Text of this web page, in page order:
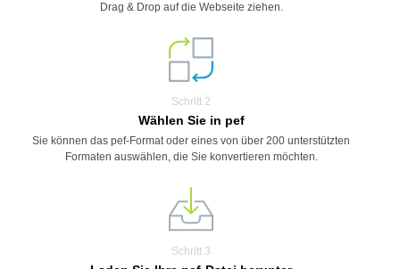
Drag & Drop auf die Webseite ziehen.
Schritt 2
Wählen Sie in pef
Sie können das pef-Format oder eines von über 200 unterstützten
Formaten auswählen, die Sie konvertieren möchten.
Schritt 3